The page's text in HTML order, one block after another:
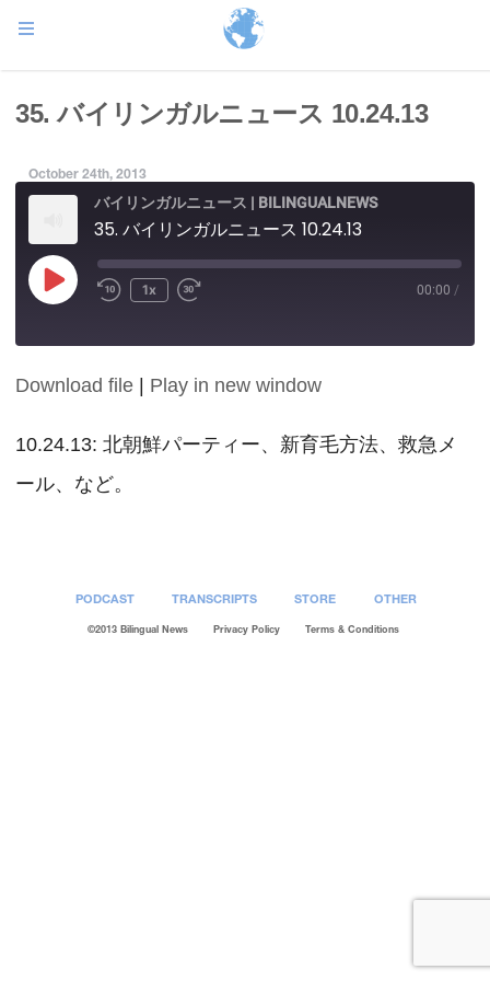
35. バイリンガルニュース 10.24.13
October 24th, 2013
バイリンガルニュース | BILINGUALNEWS
35. バイリンガルニュース 10.24.13
Play
Episode
1x 00:00 /
SHARE
LINK
EMBED
Download file Play in new window
10.24.13: 北朝鮮パーティー、新育毛方法、救急メ
ール、など。
PODCAST TRANSCRIPTS STORE OTHER
©2013 Bilingual News Privacy Policy Terms & Conditions